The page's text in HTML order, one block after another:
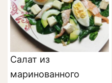
Салат из
маринованного